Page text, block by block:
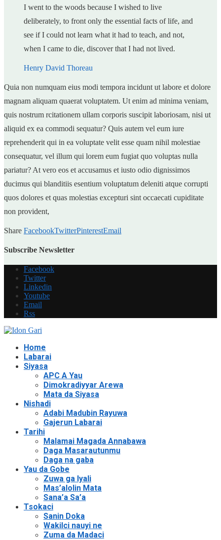
I went to the woods because I wished to live
deliberately, to front only the essential facts of life, and
see if I could not learn what it had to teach, and not,
when I came to die, discover that I had not lived.
Henry David Thoreau
Quia non numquam eius modi tempora incidunt ut labore et dolore
magnam aliquam quaerat voluptatem. Ut enim ad minima veniam,
quis nostrum rcitationem ullam corporis suscipit laboriosam, nisi ut
aliquid ex ea commodi sequatur? Quis autem vel eum iure
reprehenderit qui in ea voluptate velit esse quam nihil molestiae
consequatur, vel illum qui lorem eum fugiat quo voluptas nulla
pariatur? At vero eos et accusamus et iusto odio dignissimos
ducimus qui blanditiis esentium voluptatum deleniti atque corrupti
quos dolores et quas molestias excepturi sint occaecati cupiditate
non provident,
Share FacebookTwitterPinterestEmail
Subscribe Newsletter
Facebook
Twitter
Linkedin
Youtube
Email
Rss
Home
Labarai
Siyasa
APC A Yau
Dimokradiyyar Arewa
Mata da Siyasa
Nishadi
Adabi Madubin Rayuwa
Gajerun Labarai
Tarihi
Malamai Magada Annabawa
Daga Masarautunmu
Daga na gaba
Yau da Gobe
Zuwa ga Iyali
Mas’alolin Mata
Sana’a Sa’a
Tsokaci
Sanin Doka
Wakilci nauyi ne
Zuma da Madaci